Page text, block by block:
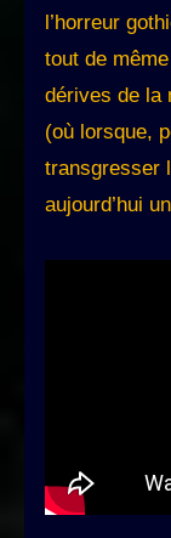
l’horreur
tout de
dérives de la
(où lorsque,
transgresser
aujourd’hui